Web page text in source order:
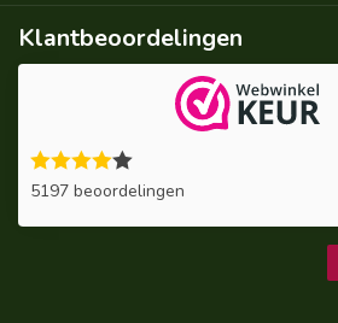
Klantbeoordelingen
5197 beoordelingen